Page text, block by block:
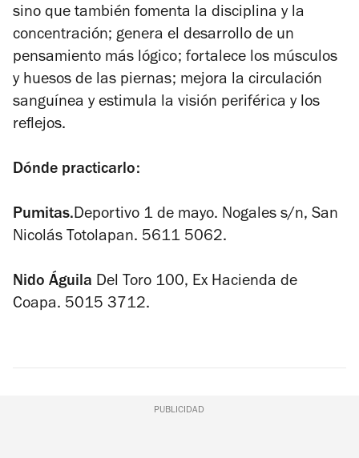
sino que también fomenta la disciplina y la
concentración; genera el desarrollo de un
pensamiento más lógico; fortalece los músculos
y huesos de las piernas; mejora la circulación
sanguínea y estimula la visión periférica y los
reflejos.
Dónde practicarlo:
Pumitas.Deportivo 1 de mayo. Nogales s/n, San
Nicolás Totolapan. 5611 5062.
Nido Águila Del Toro 100, Ex Hacienda de
Coapa. 5015 3712.
PUBLICIDAD